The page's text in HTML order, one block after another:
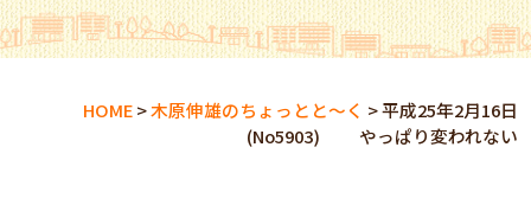
HOME>木原伸雄のちょっとと～く >平成25年2月16日
(No5903) やっぱり変われない